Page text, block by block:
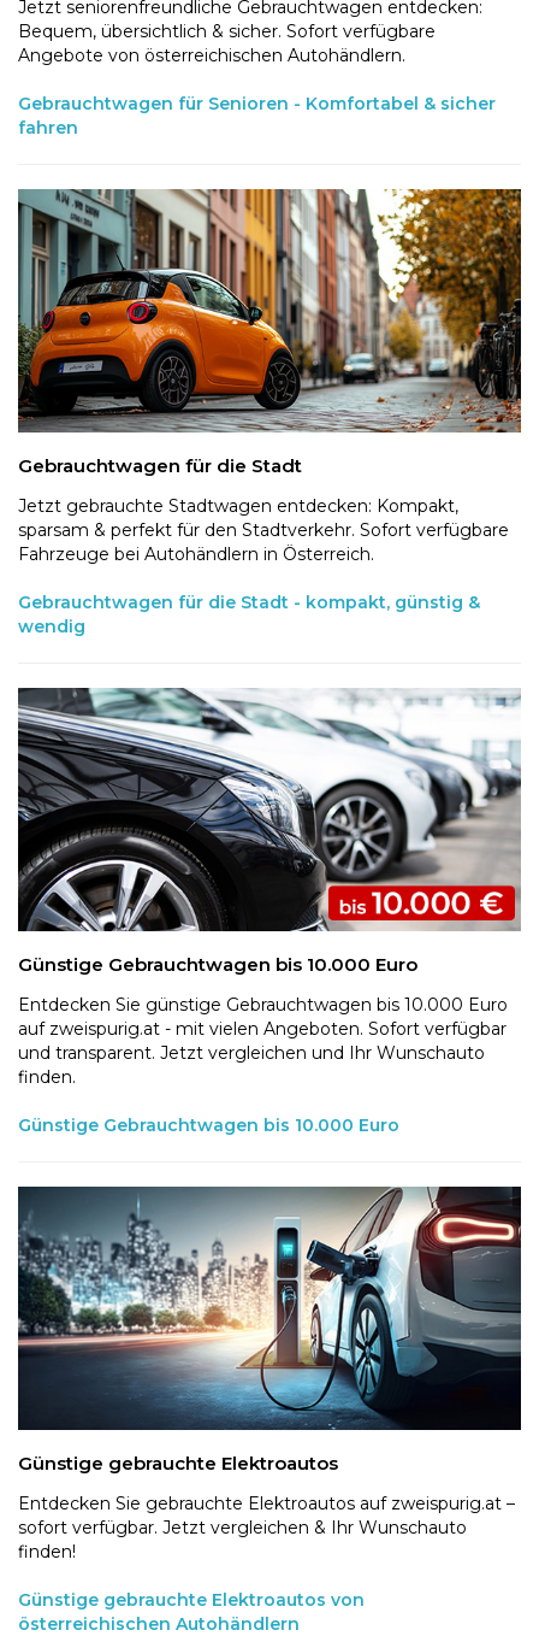
Jetzt seniorenfreundliche Gebrauchtwagen entdecken:
Bequem, übersichtlich & sicher. Sofort verfügbare
Angebote von österreichischen Autohändlern.
Gebrauchtwagen für Senioren - Komfortabel & sicher
fahren
Gebrauchtwagen für die Stadt
Jetzt gebrauchte Stadtwagen entdecken: Kompakt,
sparsam & perfekt für den Stadtverkehr. Sofort verfügbare
Fahrzeuge bei Autohändlern in Österreich.
Gebrauchtwagen für die Stadt - kompakt, günstig &
wendig
Günstige Gebrauchtwagen bis 10.000 Euro
Entdecken Sie günstige Gebrauchtwagen bis 10.000 Euro
auf zweispurig.at - mit vielen Angeboten. Sofort verfügbar
und transparent. Jetzt vergleichen und Ihr Wunschauto
finden.
Günstige Gebrauchtwagen bis 10.000 Euro
Günstige gebrauchte Elektroautos
Entdecken Sie gebrauchte Elektroautos auf zweispurig.at –
sofort verfügbar. Jetzt vergleichen & Ihr Wunschauto
finden!
Günstige gebrauchte Elektroautos von
österreichischen Autohändlern